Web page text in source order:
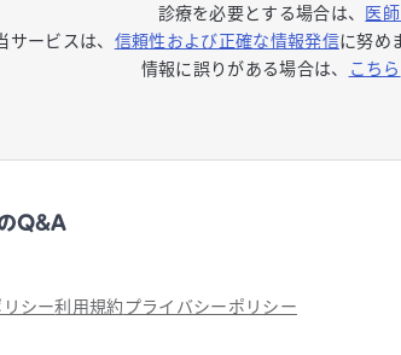
診療を必要とする場合は、 医
サービスは、 信頼性および正確な情報発信に努め
情報に誤りがある場合は、
こちら
シー利用規約プライバシーポリシー